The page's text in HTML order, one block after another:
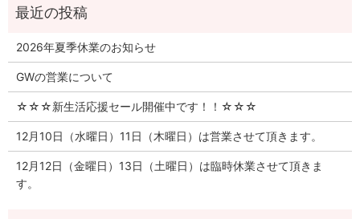
2026年夏季休業のお知らせ
GWの営業について
☆☆☆新生活応援セール開催中です！！☆☆☆
12月10日（水曜日）11日（木曜日）は営業させて頂きます。
12月12日（金曜日）13日（土曜日）は臨時休業させて頂きま
す。